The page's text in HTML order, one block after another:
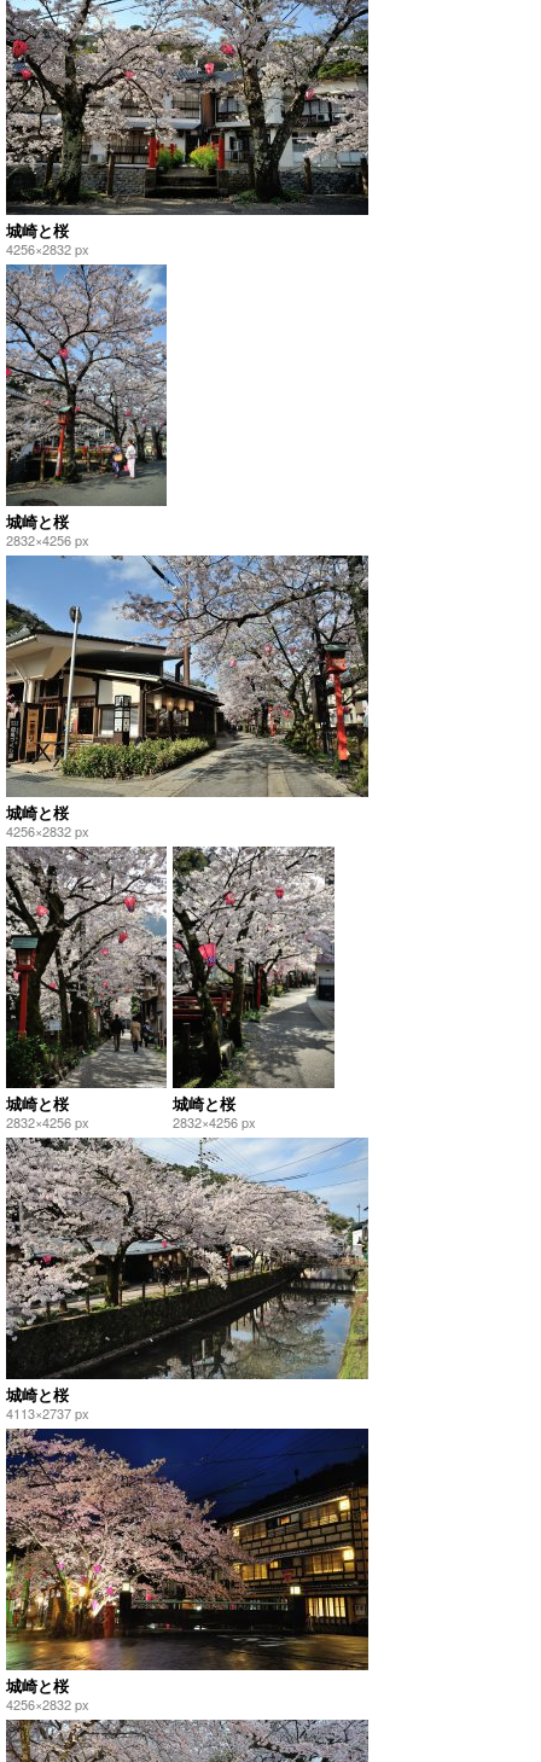
城崎と桜
4256×2832 px
城崎と桜
2832×4256 px
城崎と桜
4256×2832 px
城崎と桜
2832×4256 px
城崎と桜
2832×4256 px
城崎と桜
4113×2737 px
城崎と桜
4256×2832 px